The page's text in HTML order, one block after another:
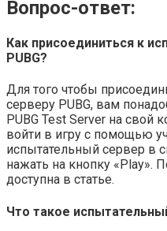
Вопрос-ответ:
Как присоединиться к
PUBG?
Для того чтобы
серверу PUBG, вам
PUBG Test Server на
войти в игру с помощью
испытательный сервер в
нажать на кнопку «Play».
доступна в статье.
Что такое